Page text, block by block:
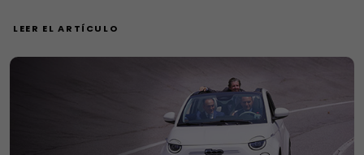
LEER EL ARTÍCULO